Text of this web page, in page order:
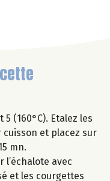
(160°C). Etalez les
et placez sur
mn.
l’échalote avec
et les courgettes